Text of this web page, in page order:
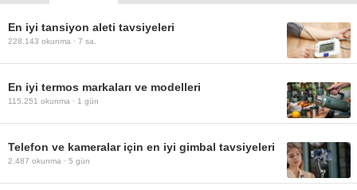
En iyi tansiyon aleti tavsiyeleri
228.143 okunma · 7 sa.
En iyi termos markaları ve modelleri
115.251 okunma · 1 gün
Telefon ve kameralar için en iyi gimbal tavsiyeleri
2.487 okunma · 5 gün